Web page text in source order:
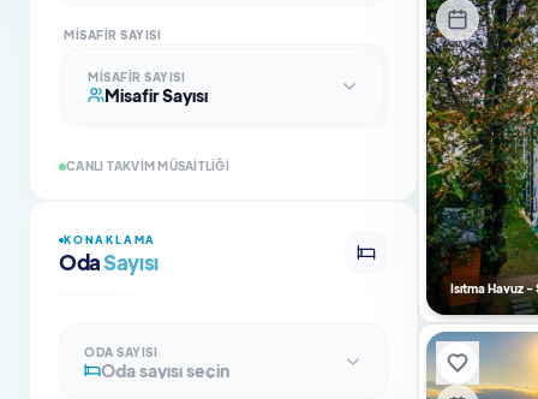
MISAFIR SAYISI
MISAFIR SAYISI
Misafir Sayısı
CANLI TAKVIM MÜSAITLIĞI
KONAKLAMA
OdaSayısı
ODA SAYISI
Oda sayısı seçin
Isıtma Havuz